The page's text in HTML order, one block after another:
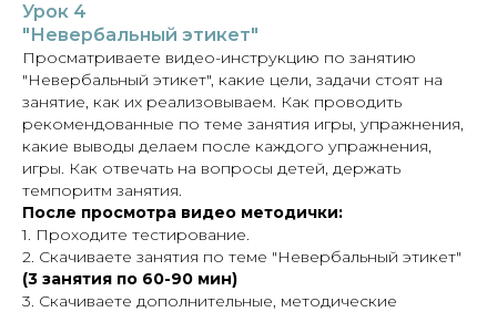
Урок 4
"Невербальный этикет"
Просматриваете видео-инструкцию по занятию
"Невербальный этикет", какие цели, задачи стоят на
занятие, как их реализовываем. Как проводить
рекомендованные по теме занятия игры, упражнения,
какие выводы делаем после каждого упражнения,
игры. Как отвечать на вопросы детей, держать
темпоритм занятия.
После просмотра видео методички:
1. Проходите тестирование.
2. Скачиваете занятия по теме "Невербальный этикет"
(3 занятия по 60-90 мин)
3. Скачиваете дополнительные, методические